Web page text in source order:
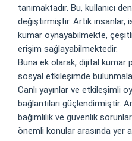
tanımaktadır. Bu, kullanıcı
değiştirmiştir. Artık insanlar,
kumar oynayabilmekte,
erişim sağlayabilmektedir.
Buna ek olarak, dijital kumar
sosyal etkileşimde
Canlı yayınlar ve etkileşimli
bağlantıları güçlendirmiştir.
bağımlılık ve güvenlik
önemli konular arasında yer